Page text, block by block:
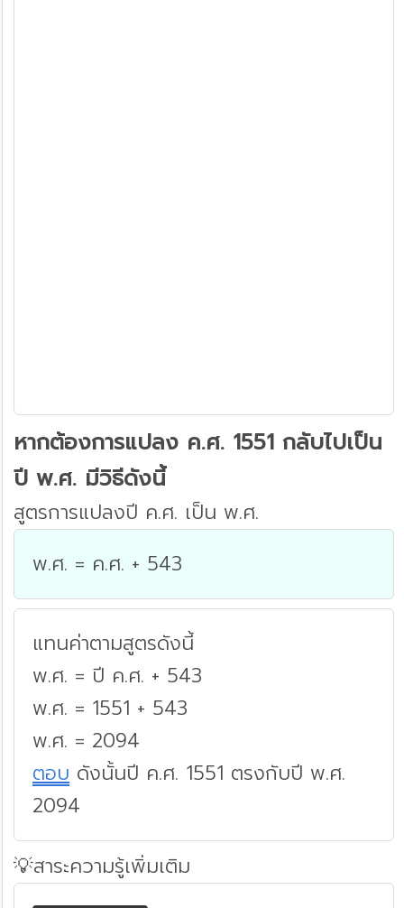
หากต้องการแปลง ค.ศ. 1551 กลับไปเป็น
ปี พ.ศ. มีวิธีดังนี้
สูตรการแปลงปี ค.ศ. เป็น พ.ศ.
พ.ศ. = ค.ศ. + 543
แทนค่าตามสูตรดังนี้
พ.ศ. = ปี ค.ศ. + 543
พ.ศ. = 1551 + 543
พ.ศ. = 2094
ตอบ ดังนั้นปี ค.ศ. 1551 ตรงกับปี พ.ศ.
2094
💡สาระความรู้เพิ่มเติม